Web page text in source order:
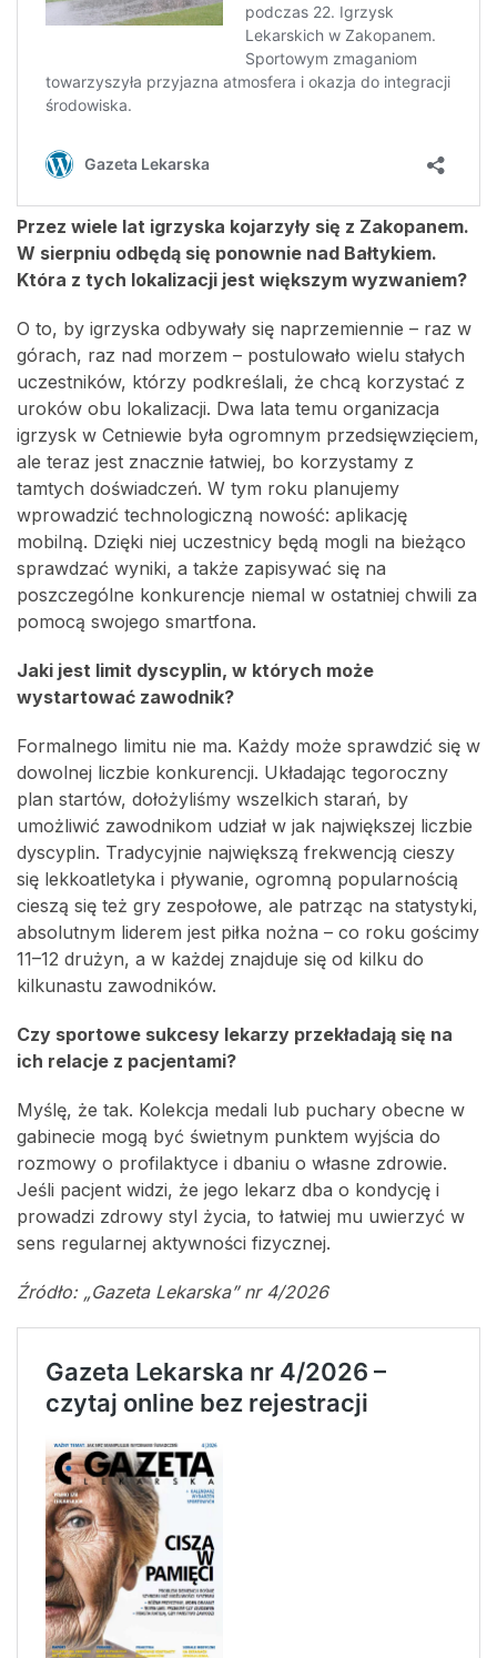
Przez wiele lat igrzyska kojarzyły się z Zakopanem.
W sierpniu odbędą się ponownie nad Bałtykiem.
Która z tych lokalizacji jest większym wyzwaniem?
O to, by igrzyska odbywały się naprzemiennie – raz w
górach, raz nad morzem – postulowało wielu stałych
uczestników, którzy podkreślali, że chcą korzystać z
uroków obu lokalizacji. Dwa lata temu organizacja
igrzysk w Cetniewie była ogromnym przedsięwzięciem,
ale teraz jest znacznie łatwiej, bo korzystamy z
tamtych doświadczeń. W tym roku planujemy
wprowadzić technologiczną nowość: aplikację
mobilną. Dzięki niej uczestnicy będą mogli na bieżąco
sprawdzać wyniki, a także zapisywać się na
poszczególne konkurencje niemal w ostatniej chwili za
pomocą swojego smartfona.
Jaki jest limit dyscyplin, w których może
wystartować zawodnik?
Formalnego limitu nie ma. Każdy może sprawdzić się w
dowolnej liczbie konkurencji. Układając tegoroczny
plan startów, dołożyliśmy wszelkich starań, by
umożliwić zawodnikom udział w jak największej liczbie
dyscyplin. Tradycyjnie największą frekwencją cieszy
się lekkoatletyka i pływanie, ogromną popularnością
cieszą się też gry zespołowe, ale patrząc na statystyki,
absolutnym liderem jest piłka nożna – co roku gościmy
11–12 drużyn, a w każdej znajduje się od kilku do
kilkunastu zawodników.
Czy sportowe sukcesy lekarzy przekładają się na
ich relacje z pacjentami?
Myślę, że tak. Kolekcja medali lub puchary obecne w
gabinecie mogą być świetnym punktem wyjścia do
rozmowy o profilaktyce i dbaniu o własne zdrowie.
Jeśli pacjent widzi, że jego lekarz dba o kondycję i
prowadzi zdrowy styl życia, to łatwiej mu uwierzyć w
sens regularnej aktywności fizycznej.
Źródło: „Gazeta Lekarska” nr 4/2026